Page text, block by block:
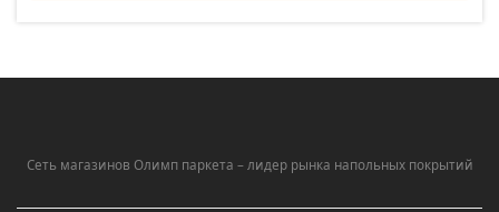
Сеть магазинов Олимп паркета – лидер рынка напольных покрытий